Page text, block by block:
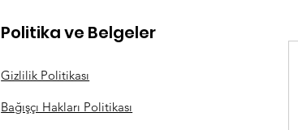
Politika ve Belgeler
Gizlilik Politikası
Bağışçı Hakları Politikası